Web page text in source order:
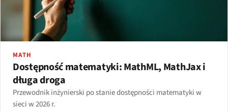
MATH
Dostępność matematyki: MathML, MathJax i
długa droga
Przewodnik inżynierski po stanie dostępności matematyki w
sieci w 2026 r.